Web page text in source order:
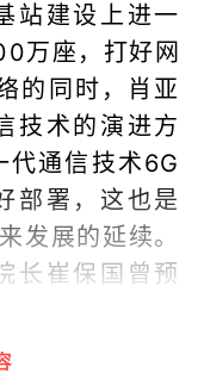
站建设上进一
万座，打好网
的同时，肖亚
技术的演进方
代通信技术6G
部署，这也是
发展的延续。
长崔保国曾预
，延迟低于
度是5G网络